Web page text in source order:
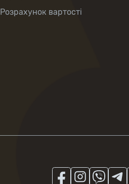
Розрахунок вартості